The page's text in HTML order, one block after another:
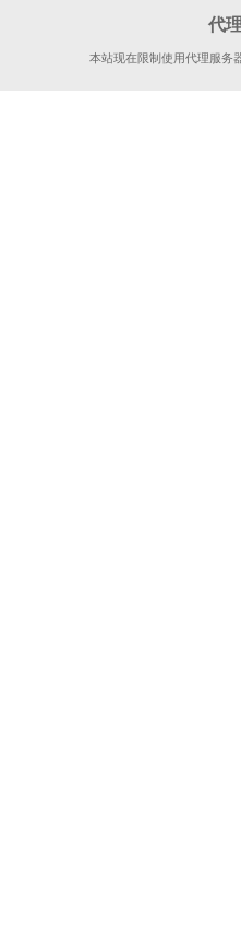
代
本站现在限制使用代理服务